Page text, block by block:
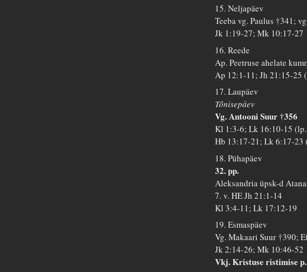
15. Neljapäev
Teeba vg. Paulus †341;
Jk 1:19-27; Mk 10:17-27
16. Reede
Ap. Peetruse ahelate
Ap 12:1-11; Jh 21:15-25
17. Laupäev
Tõnisepäev
Vg. Antooni Suur †356
Kl 1:3-6; Lk 16:10-15
Hb 13:17-21; Lk 6:17-23
18. Pühapäev
32. pp.
Aleksandria üpsk-d
7. v. HE Jh 21:1-14
Kl 3:4-11; Lk 17:12-19
19. Esmaspäev
Vg. Makaari Suur †390;
Jk 2:14-26; Mk 10:46-52
Vkj. Kristuse ristimise p.